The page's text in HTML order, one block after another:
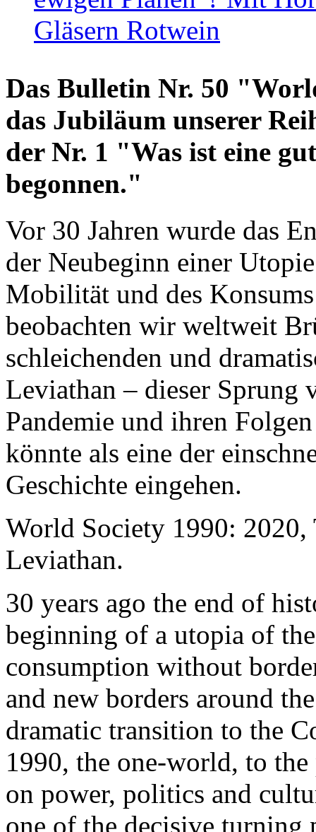
Gläsern Rotwein
Das Bulletin Nr. 50
das Jubiläum unserer
der Nr. 1 "Was ist eine
begonnen."
Vor 30 Jahren wurde das
der Neubeginn einer
Mobilität und des
beobachten wir weltweit
schleichenden und
Leviathan – dieser Sprung
Pandemie und ihren
könnte als eine der
Geschichte eingehen.
World Society 1990: 2020,
Leviathan.
30 years ago the end of
beginning of a utopia of
consumption without
and new borders around
dramatic transition to the
1990, the one-world, to the
on power, politics and
one of the decisive turning